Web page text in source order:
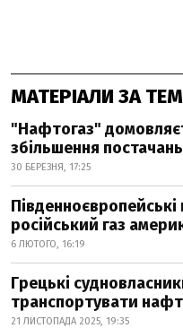
МАТЕРІАЛИ ЗА
"Нафтогаз"
збільшення
30 БЕРЕЗНЯ, 17:25
Південноєвропейські
російський газ
6 ЛЮТОГО, 16:19
Грецькі
транспортувати
21 ЛИСТОПАДА 2025, 19:35